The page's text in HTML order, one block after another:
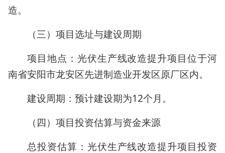
造。
（三）项目选址与建设周期
项目地点：光伏生产线改造提升项目位于河
南省安阳市龙安区先进制造业开发区原厂区内。
建设周期：预计建设期为12个月。
（四）项目投资估算与资金来源
总投资估算：光伏生产线改造提升项目投资